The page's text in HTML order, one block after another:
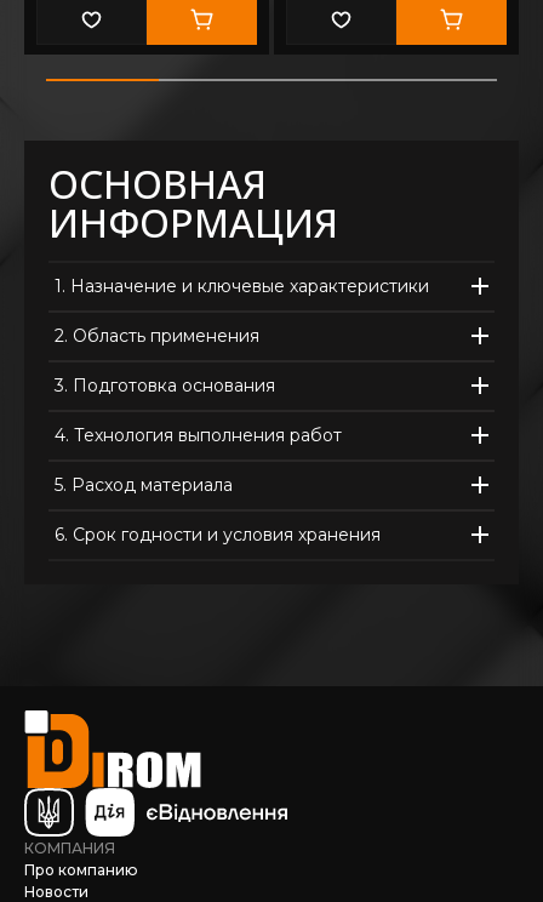
ОСНОВНАЯ
ИНФОРМАЦИЯ
1. Назначение и ключевые характеристики
2. Область применения
3. Подготовка основания
4. Технология выполнения работ
5. Расход материала
6. Срок годности и условия хранения
КОМПАНИЯ
Про компанию
Новости